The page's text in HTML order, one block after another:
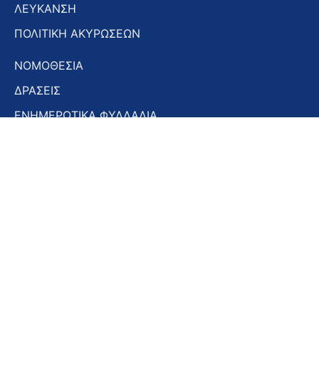
ΛΕΥΚΑΝΣΗ
ΠΟΛΙΤΙΚΗ ΑΚΥΡΩΣΕΩΝ
ΝΟΜΟΘΕΣΙΑ
ΔΡΑΣΕΙΣ
ΕΝΗΜΕΡΩΤΙΚΑ ΦΥΛΛΑΔΙΑ